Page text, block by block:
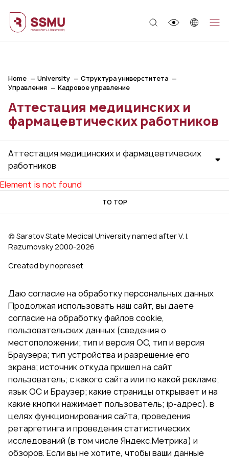
Home University
Структура универститета
Управления
Кадровое управление
Аттестация медицинских и
фармацевтических работников
Аттестация медицинских и фармацевтических
работников
Element is not found
TO TOP
© Saratov State Medical University named after V. I.
Razumovsky 2000‑2026
Created by nopreset
Даю согласие на обработку персональных данных
Продолжая использовать наш сайт, вы даете
согласие на обработку файлов cookie,
пользовательских данных (сведения о
местоположении; тип и версия ОС, тип и версия
Браузера; тип устройства и разрешение его
экрана; источник откуда пришел на сайт
пользователь; с какого сайта или по какой рекламе;
язык ОС и Браузер; какие страницы открывает и на
какие кнопки нажимает пользователь; ip-адрес). в
целях функционирования сайта, проведения
ретаргетинга и проведения статистических
исследований (в том числе Яндекс.Метрика) и
обзоров. Если вы не хотите, чтобы ваши данные